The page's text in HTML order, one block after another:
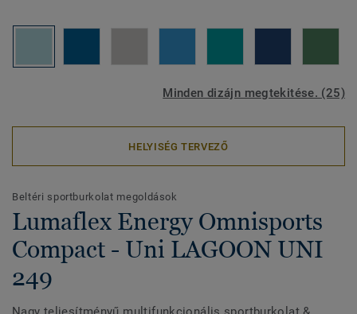
Minden dizájn megtekitése. (25)
HELYISÉG TERVEZŐ
Beltéri sportburkolat megoldások
Lumaflex Energy Omnisports
Compact - Uni LAGOON UNI
249